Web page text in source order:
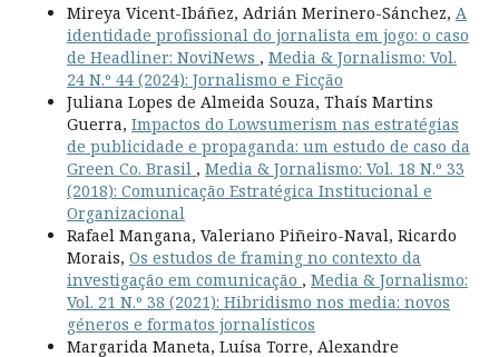
Mireya Vicent-Ibáñez, Adrián Merinero-Sánchez, A
identidade profissional do jornalista em jogo: o caso
de Headliner: NoviNews , Media & Jornalismo: Vol.
24 N.º 44 (2024): Jornalismo e Ficção
Juliana Lopes de Almeida Souza, Thaís Martins
Guerra, Impactos do Lowsumerism nas estratégias
de publicidade e propaganda: um estudo de caso da
Green Co. Brasil , Media & Jornalismo: Vol. 18 N.º 33
(2018): Comunicação Estratégica Institucional e
Organizacional
Rafael Mangana, Valeriano Piñeiro-Naval, Ricardo
Morais, Os estudos de framing no contexto da
investigação em comunicação , Media & Jornalismo:
Vol. 21 N.º 38 (2021): Hibridismo nos media: novos
géneros e formatos jornalísticos
Margarida Maneta, Luísa Torre, Alexandre